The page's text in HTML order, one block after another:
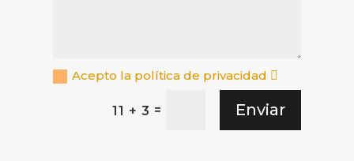
Acepto la política de privacidad
11 + 3 = Enviar